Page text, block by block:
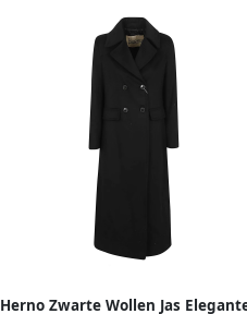
Herno Zwarte Wollen Jas